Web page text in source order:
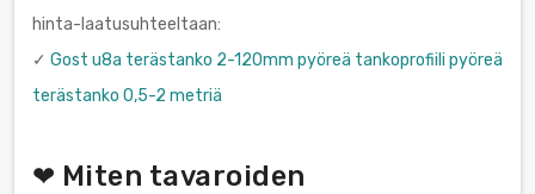
hinta-laatusuhteeltaan:
✓ Gost u8a terästanko 2-120mm pyöreä tankoprofiili pyöreä
terästanko 0,5-2 metriä
❤ Miten tavaroiden